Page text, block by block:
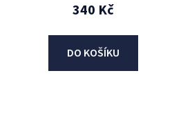
340 Kč
DO KOŠÍKU